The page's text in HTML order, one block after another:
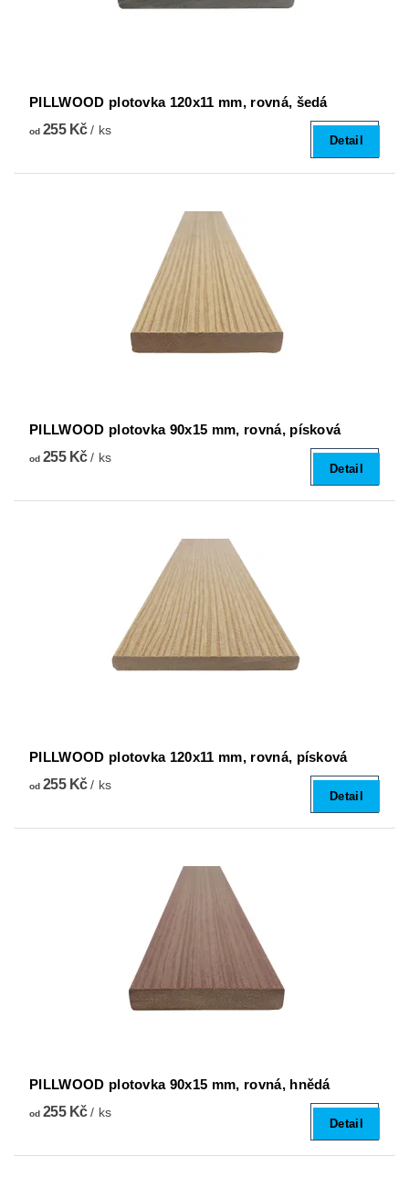
PILLWOOD plotovka 120x11 mm, rovná, šedá
od255 Kč/ ks
Detail
PILLWOOD plotovka 90x15 mm, rovná, písková
od255 Kč/ ks
Detail
PILLWOOD plotovka 120x11 mm, rovná, písková
od255 Kč/ ks
Detail
PILLWOOD plotovka 90x15 mm, rovná, hnědá
od255 Kč/ ks
Detail